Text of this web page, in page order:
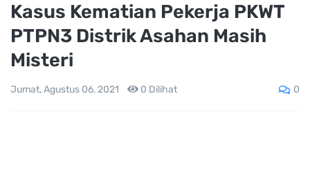
Kasus Kematian Pekerja PKWT
PTPN3 Distrik Asahan Masih
Misteri
Jumat, Agustus 06, 2021 0 Dilihat 0